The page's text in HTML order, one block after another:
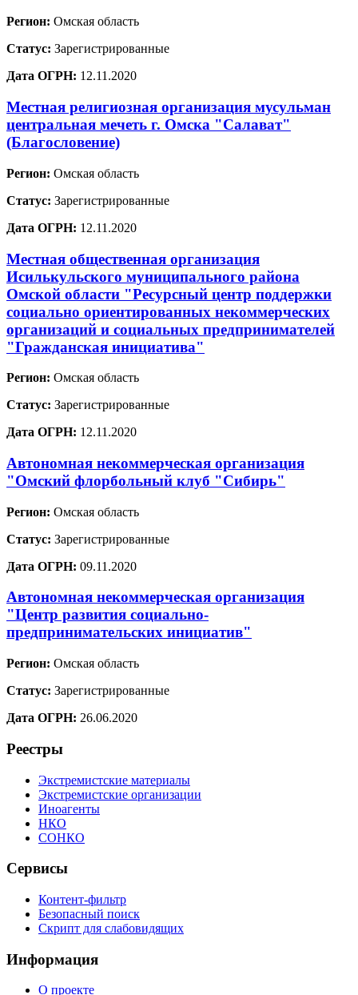
Регион: Омская область
Статус: Зарегистрированные
Дата ОГРН: 12.11.2020
Местная религиозная организация мусульман
центральная мечеть г. Омска "Салават"
(Благословение)
Регион: Омская область
Статус: Зарегистрированные
Дата ОГРН: 12.11.2020
Местная общественная организация
Исилькульского муниципального района
Омской области "Ресурсный центр поддержки
социально ориентированных некоммерческих
организаций и социальных предпринимателей
"Гражданская инициатива"
Регион: Омская область
Статус: Зарегистрированные
Дата ОГРН: 12.11.2020
Автономная некоммерческая организация
"Омский флорбольный клуб "Сибирь"
Регион: Омская область
Статус: Зарегистрированные
Дата ОГРН: 09.11.2020
Автономная некоммерческая организация
"Центр развития социально-
предпринимательских инициатив"
Регион: Омская область
Статус: Зарегистрированные
Дата ОГРН: 26.06.2020
Реестры
Экстремистские материалы
Экстремистские организации
Иноагенты
НКО
СОНКО
Сервисы
Контент-фильтр
Безопасный поиск
Скрипт для слабовидящих
Информация
О проекте